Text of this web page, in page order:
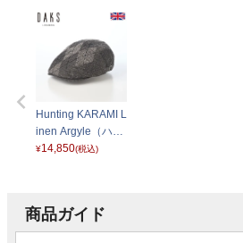
Hunting KARAMI L
inen Argyle（ハン
チング カラミリネ
¥14,850(税込)
商品ガイド